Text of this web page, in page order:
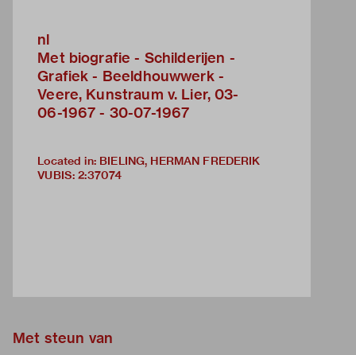
nl
Met biografie - Schilderijen -
Grafiek - Beeldhouwwerk -
Veere, Kunstraum v. Lier, 03-
06-1967 - 30-07-1967
Located in: BIELING, HERMAN FREDERIK
VUBIS: 2:37074
Met steun van